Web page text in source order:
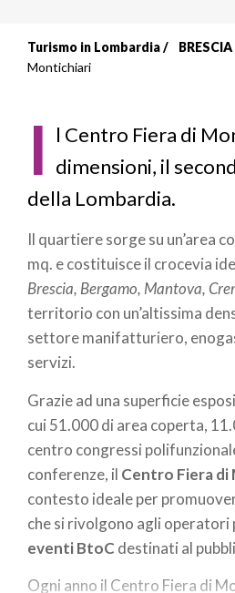
Briciole
pane
Turismo in Lombardia BRESCIA
Montichiari
I l Centro Fiera di
dimensioni, il
della Lombardia.
Il quartiere sorge su un’area
mq. e costituisce il crocevia
Brescia, Bergamo, Mantova,
territorio con un’altissima
settore manifatturiero,
servizi.
Grazie ad una superficie
cui 51.000 di area coperta,
centro congressi
conferenze, il Centro Fiera
contesto ideale per
che si rivolgono agli operatori
eventi BtoC destinati al
Ogni anno il Centro Fiera di